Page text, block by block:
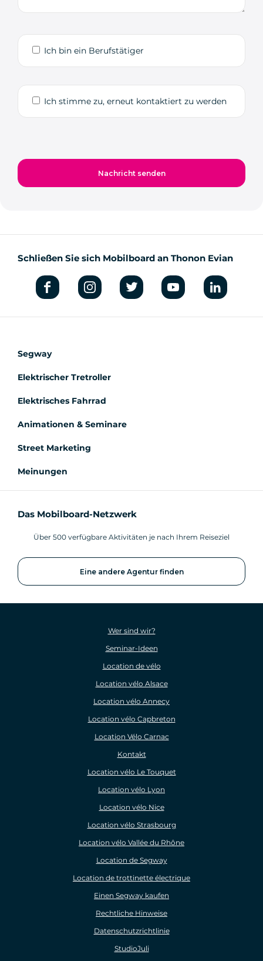
Ich bin ein Berufstätiger
Ich stimme zu, erneut kontaktiert zu werden
Schließen Sie sich Mobilboard an Thonon Evian
Segway
Elektrischer Tretroller
Elektrisches Fahrrad
Animationen & Seminare
Street Marketing
Meinungen
Das Mobilboard-Netzwerk
Über 500 verfügbare Aktivitäten je nach Ihrem Reiseziel
Eine andere Agentur finden
Wer sind wir?
Seminar-Ideen
Location de vélo
Location vélo Alsace
Location vélo Annecy
Location vélo Capbreton
Location Vélo Carnac
Kontakt
Location vélo Le Touquet
Location vélo Lyon
Location vélo Nice
Location vélo Strasbourg
Location vélo Vallée du Rhône
Location de Segway
Location de trottinette électrique
Einen Segway kaufen
Rechtliche Hinweise
Datenschutzrichtlinie
StudioJuli